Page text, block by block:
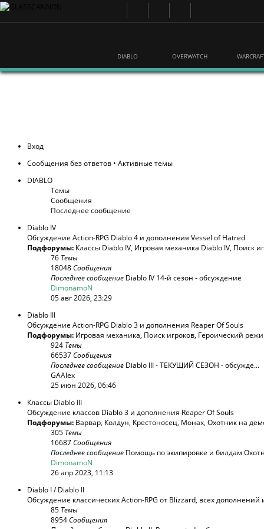
DIABLO OVERWATCH
Вход
Сообщения без ответов • Активные темы
DIABLO
Темы
Сообщения
Последнее сообщение
Diablo IV
Обсуждение Action-RPG Diablo 4 и дополнения Vessel of Hatred
Подфорумы: Классы Diablo IV, Игровая механика Diablo IV, Поиск
76 Темы
18048Сообщения
Последнее сообщение Diablo IV 14-й сезон - обсуждение
DimonamoN
05 авг 2026, 23:29
Diablo III
Обсуждение Action-RPG Diablo 3 и дополнения Reaper Of Souls
Подфорумы: Игровая механика, Поиск игроков, Героический
924 Темы
66537Сообщения
Последнее сообщение Diablo III - ТЕКУЩИЙ СЕЗОН - обсужде...
GAAlex
25 июн 2026, 06:46
Классы Diablo III
Обсуждение классов Diablo 3 и дополнения Reaper Of Souls
Подфорумы: Варвар, Колдун, Крестоносец, Монах, Охотник на
305 Темы
16687Сообщения
Последнее сообщение Помощь по экипировке и билдам
DimonamoN
26 апр 2023, 11:13
Diablo I / Diablo II
Обсуждение классических Action-RPG от Blizzard, всех дополнений
85 Темы
8954Сообщения